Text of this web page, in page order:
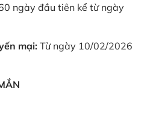
ngày đầu tiên kể từ ngày
mại: Từ ngày 10/02/2026